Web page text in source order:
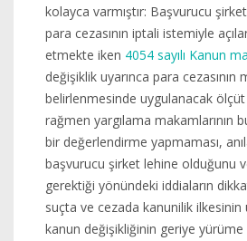
kolayca varmıştır: Başvurucu
para cezasının iptali istemiyle
etmekte iken 4054 sayılı Kanun
değişiklik uyarınca para cezasının
belirlenmesinde uygulanacak
rağmen yargılama makamlarının
bir değerlendirme yapmaması,
başvurucu şirket lehine olduğunu
gerektiği yönündeki iddiaların
suçta ve cezada kanunilik ilkesinin
kanun değişikliğinin geriye yürüme